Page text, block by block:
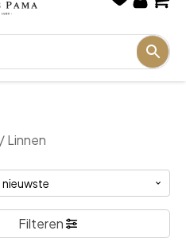
Linnen
Filteren